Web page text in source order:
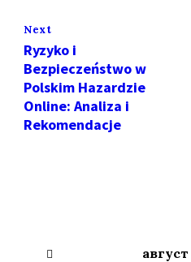
Next
Ryzyko i
Bezpieczeństwo w
Polskim Hazardzie
Online: Analiza i
Rekomendacje
август